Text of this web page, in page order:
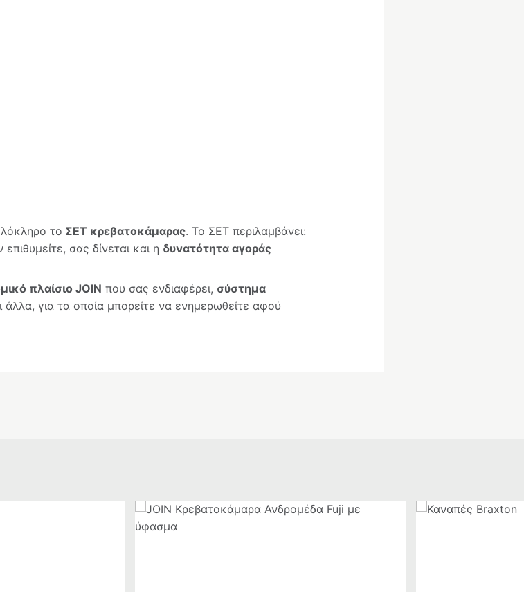
το ΣΕΤ κρεβατοκάμαρας. Το ΣΕΤ περιλαμβάνει:
σας δίνεται και η δυνατότητα αγοράς
πλαίσιο JOIN που σας ενδιαφέρει, σύστημα
άλλα, για τα οποία μπορείτε να ενημερωθείτε αφού